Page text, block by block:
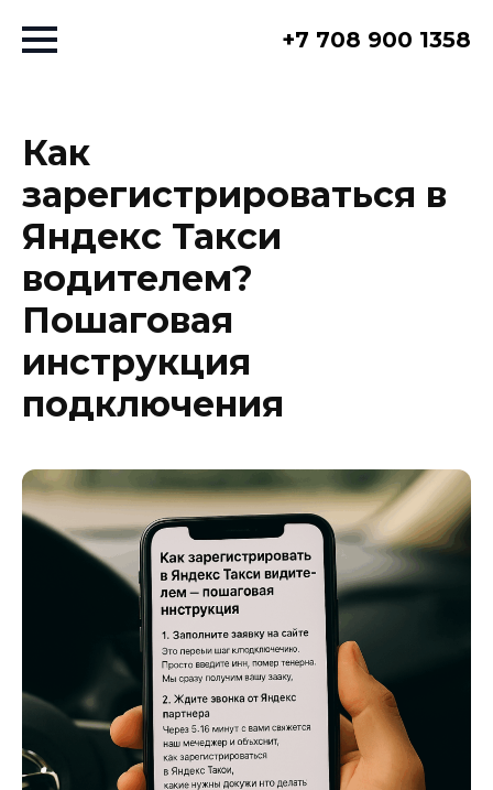
+7 708 900 1358
Как
зарегистрироваться в
Яндекс Такси
водителем?
Пошаговая
инструкция
подключения